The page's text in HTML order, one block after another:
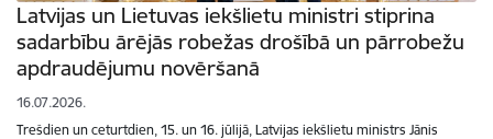
Latvijas un Lietuvas iekšlietu ministri stiprina
sadarbību ārējās robežas drošībā un pārrobežu
apdraudējumu novēršanā
16.07.2026.
Trešdien un ceturtdien, 15. un 16. jūlijā, Latvijas iekšlietu ministrs Jānis